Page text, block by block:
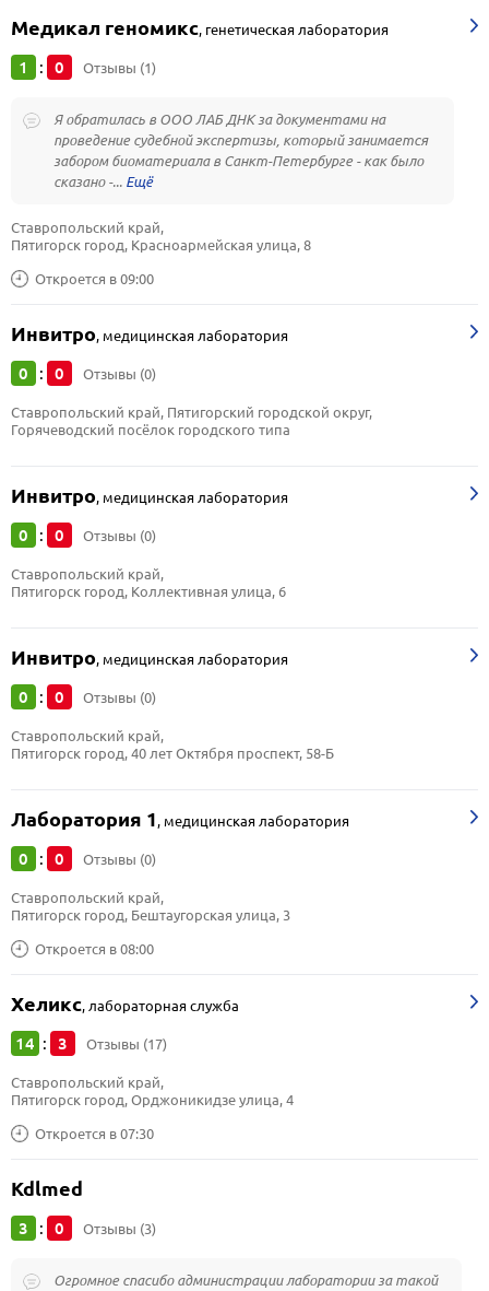
Медикал геномикс, генетическая лаборатория
1 : 0 Отзывы (1)
Я обратилась в ООО ЛАБ ДНК за документами на
проведение судебной экспертизы, который занимается
забором биоматериала в Санкт-Петербурге - как было
сказано -...
Откроется в 09:00
Ставропольский край,
Пятигорск город, Красноармейская улица, 8
Инвитро, медицинская лаборатория
0 : 0 Отзывы (0)
Ставропольский край, Пятигорский городской округ,
Горячеводский посёлок городского типа
Инвитро, медицинская лаборатория
0 : 0 Отзывы (0)
Ставропольский край,
Пятигорск город, Коллективная улица, 6
Инвитро, медицинская лаборатория
0 : 0 Отзывы (0)
Ставропольский край,
Пятигорск город, 40 лет Октября проспект, 58-Б
Лаборатория 1, медицинская лаборатория
0 : 0 Отзывы (0)
Откроется в 08:00
Ставропольский край,
Пятигорск город, Бештаугорская улица, 3
Хеликс,лабораторная служба
14 : 3 Отзывы (17)
Откроется в 07:30
Ставропольский край,
Пятигорск город, Орджоникидзе улица, 4
Kdlmed
3 : 0 Отзывы (3)
Огромное спасибо администрации лаборатории за такой